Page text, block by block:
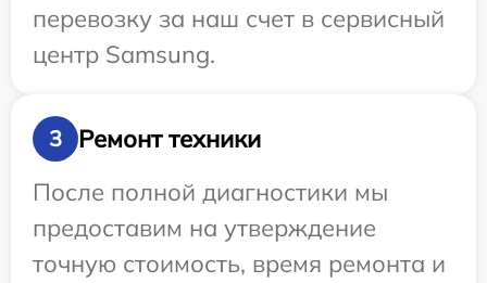
перевозку за наш счет в сервисный
центр Samsung.
3
Ремонт техники
После полной диагностики мы
предоставим на утверждение
точную стоимость, время ремонта и